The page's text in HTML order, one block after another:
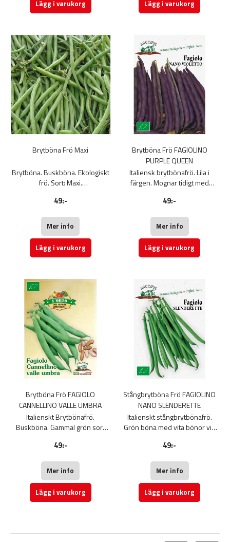
ca 15 grader eller förkultivering
Weibulls frö
Lägg i varukorg Lägg i varukorg
Brytböna Frö Maxi
Brytböna. Buskböna. Ekologiskt
frö. Sort: Maxi.
som ger vackert gröna baljor.
baljorna bli för stora, ca 18 cm är
lagom.
Räcker till 4 m.
Nelson Garden frö
49:-
Mer info
Lägg i varukorg
Brytböna Frö FAGIOLINO
PURPLE QUEEN
Italiensk brytbönafrö. Lila i
färgen. Mognar tidigt med
Ekologiskt frö. Påse med 30 g.
49:-
Mer info
Lägg i varukorg
Brytböna Frö FAGIOLO
CANNELLINO VALLE UMBRA
Italienskt Brytbönafrö.
Buskböna. Gammal grön sort
mognad. Påse med 15g.
49:-
Mer info
Lägg i varukorg
Stångbrytböna Frö FAGIOLINO
NANO SLENDERETTE
Italienskt stångbrytbönafrö.
Grön böna med vita bönor vid
Ekologiskt frö. Påse med 30 g.
49:-
Mer info
Lägg i varukorg